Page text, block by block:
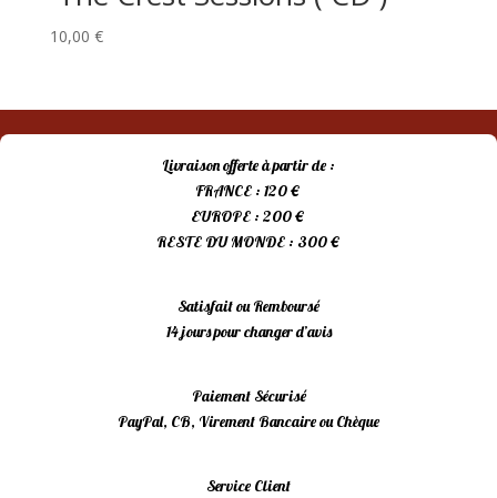
10,00 €
Livraison offerte à partir de :
FRANCE : 120 €
EUROPE : 200 €
RESTE DU MONDE : 300 €
Satisfait ou Remboursé
14 jours pour changer d’avis
Paiement Sécurisé
PayPal, CB, Virement Bancaire ou Chèque
Service Client